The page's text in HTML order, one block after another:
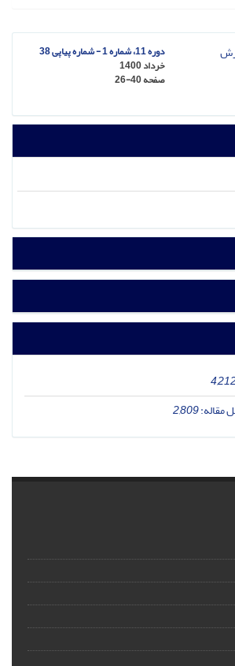
دوره 11، شماره 1 - شماره پیاپی 38
خرداد 1400
صفحه26-40
مقاله:2,809